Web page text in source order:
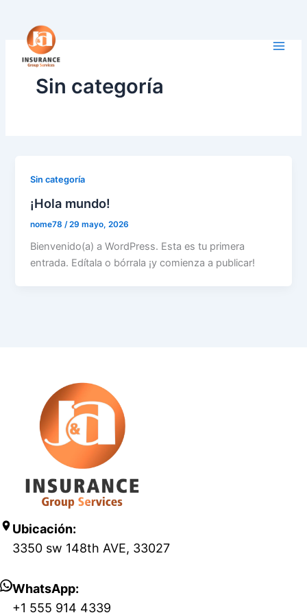
contenido
Sin categoría
Sin categoría
¡Hola mundo!
nome78 /29 mayo, 2026
Bienvenido(a) a WordPress. Esta es tu primera
entrada. Edítala o bórrala ¡y comienza a publicar!
Ubicación:
3350 sw 148th AVE, 33027
WhatsApp:
+1 555 914 4339